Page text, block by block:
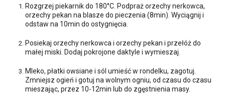
Rozgrzej piekarnik do 180°C. Podpraż orzechy nerkowca,
orzechy pekan na blasze do pieczenia (8min). Wyciągnij i
odstaw na 10min do ostygnięcia.
Posiekaj orzechy nerkowca i orzechy pekan i przełóż do
małej miski. Dodaj pokrojone daktyle i wymieszaj.
Mleko, płatki owsiane i sól umieść w rondelku, zagotuj.
Zmniejsz ogień i gotuj na wolnym ogniu, od czasu do czasu
mieszając, przez 10-12min lub do zgęstnienia masy.